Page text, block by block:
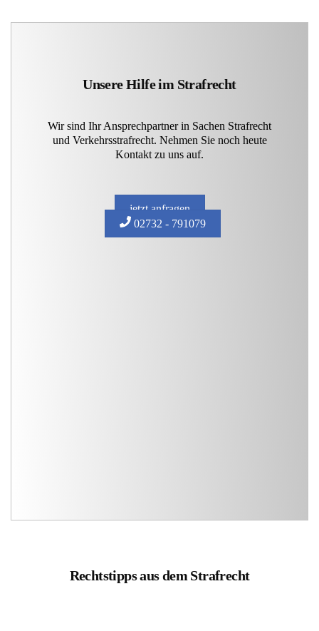
Unsere Hilfe im Strafrecht
Wir sind Ihr Ansprechpartner in Sachen Strafrecht
und Verkehrsstrafrecht. Nehmen Sie noch heute
Kontakt zu uns auf.
jetzt anfragen
02732 - 791079
Rechtstipps aus dem Strafrecht